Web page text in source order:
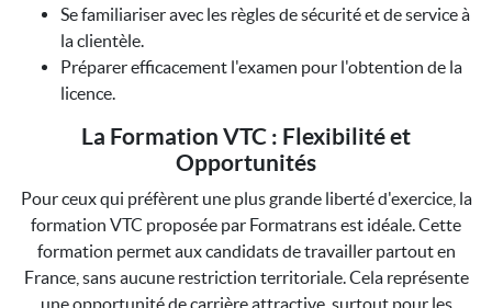
Se familiariser avec les règles de sécurité et de service à
la clientèle.
Préparer efficacement l'examen pour l'obtention de la
licence.
La Formation VTC : Flexibilité et
Opportunités
Pour ceux qui préfèrent une plus grande liberté d'exercice, la
formation VTC proposée par Formatrans est idéale. Cette
formation permet aux candidats de travailler partout en
France, sans aucune restriction territoriale. Cela représente
une opportunité de carrière attractive, surtout pour les